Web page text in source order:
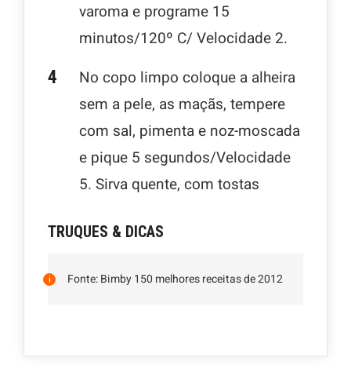
varoma e programe 15
minutos/120º C/ Velocidade 2.
No copo limpo coloque a alheira
sem a pele, as maçãs, tempere
com sal, pimenta e noz-moscada
e pique 5 segundos/Velocidade
5. Sirva quente, com tostas
TRUQUES & DICAS
Fonte: Bimby 150 melhores receitas de 2012